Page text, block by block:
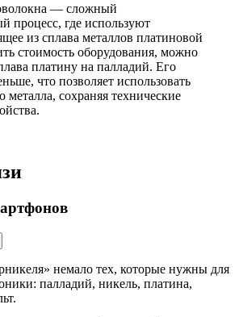
— сложный
процесс, где используют
из сплава металлов платиновой
стоимость оборудования, можно
платину на палладий. Его
что позволяет использовать
металла, сохраняя технические
немало тех, которые нужны для
палладий, никель, платина,